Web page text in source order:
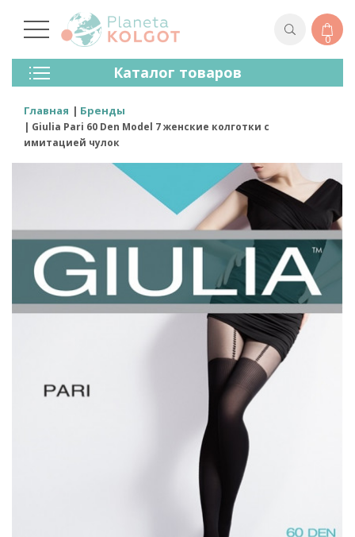
0
Каталог товаров
Колготки
Чулки
Лосины (леггинсы)
Носки И Гольфы
Спортивная Одежда
Главная Бренды
Giulia Pari 60 Den Model 7 женские колготки с
имитацией чулок